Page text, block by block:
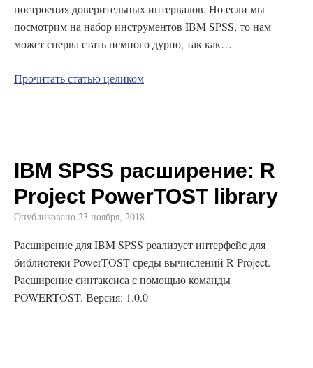
построения доверительных интервалов. Но если мы
посмотрим на набор инструментов IBM SPSS, то нам
может сперва стать немного дурно, так как…
Прочитать статью целиком
IBM SPSS раcширение: R
Project PowerTOST library
Опубликовано 23 ноября, 2018
Расширение для IBM SPSS реализует интерфейс для
библиотеки PowerTOST среды вычислений R Project.
Расширение синтаксиса с помощью команды
POWERTOST. Версия: 1.0.0